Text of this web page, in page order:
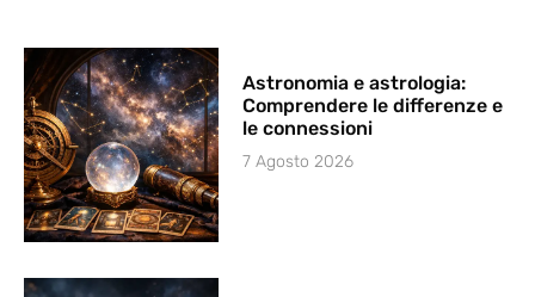
Astronomia e astrologia:
Comprendere le differenze e
le connessioni
7 Agosto 2026